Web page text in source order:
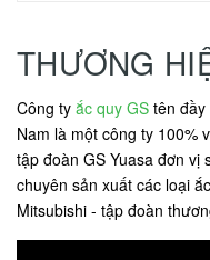
THƯƠNG
Công ty ắc quy GS tên đầy
Nam là một công ty 100%
tập đoàn GS Yuasa đơn vị
chuyên sản xuất các loại
Mitsubishi - tập đoàn